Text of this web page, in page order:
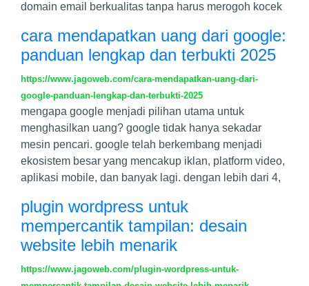
domain email berkualitas tanpa harus merogoh kocek
cara mendapatkan uang dari google:
panduan lengkap dan terbukti 2025
https://www.jagoweb.com/cara-mendapatkan-uang-dari-
google-panduan-lengkap-dan-terbukti-2025
mengapa google menjadi pilihan utama untuk
menghasilkan uang? google tidak hanya sekadar
mesin pencari. google telah berkembang menjadi
ekosistem besar yang mencakup iklan, platform video,
aplikasi mobile, dan banyak lagi. dengan lebih dari 4,
plugin wordpress untuk
mempercantik tampilan: desain
website lebih menarik
https://www.jagoweb.com/plugin-wordpress-untuk-